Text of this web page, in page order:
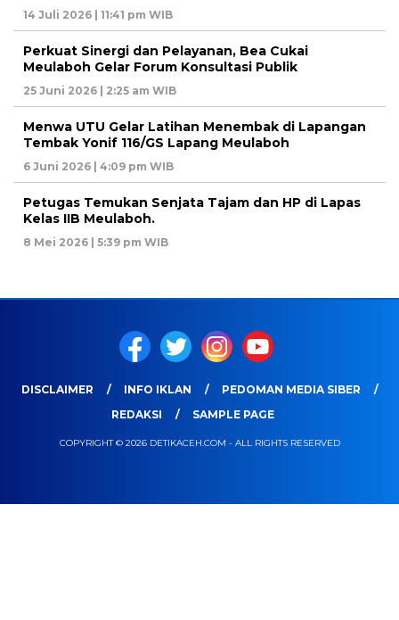
14 Juli 2026 | 11:41 pm WIB
Perkuat Sinergi dan Pelayanan, Bea Cukai
Meulaboh Gelar Forum Konsultasi Publik
25 Juni 2026 | 2:25 am WIB
Menwa UTU Gelar Latihan Menembak di Lapangan
Tembak Yonif 116/GS Lapang Meulaboh
6 Juni 2026 | 4:09 pm WIB
Petugas Temukan Senjata Tajam dan HP di Lapas
Kelas IIB Meulaboh.
8 Mei 2026 | 5:39 pm WIB
DISCLAIMER INFO IKLAN
PEDOMAN MEDIA SIBER
REDAKSI
SAMPLE PAGE
COPYRIGHT © 2026 DETIKACEH.COM - ALL RIGHTS RESERVED